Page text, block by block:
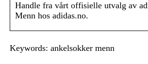
Handle fra vårt offisielle utvalg av
Menn hos adidas.no.
Keywords: ankelsokker menn